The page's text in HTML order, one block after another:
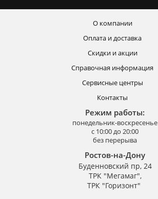
О компании
Оплата и доставка
Скидки и акции
Справочная информация
Сервисные центры
Контакты
Режим работы:
понедельник-воскресенье
с 10:00 до 20:00
без перерыва
Ростов-на-Дону
Буденновский пр, 24
ТРК "Мегамаг",
ТРК "Горизонт"